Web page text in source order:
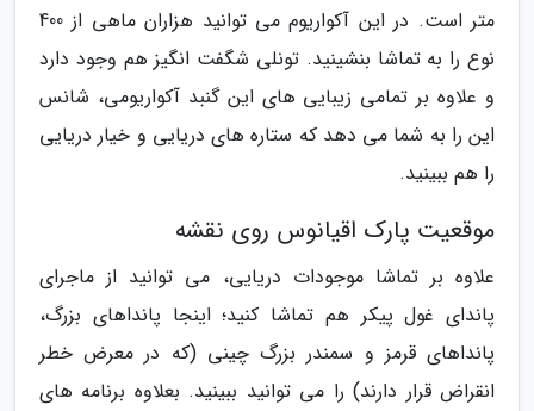
متر است. در این آکواریوم می توانید هزاران ماهی از 400
نوع را به تماشا بنشینید. تونلی شگفت انگیز هم وجود دارد
و علاوه بر تمامی زیبایی های این گنبد آکواریومی، شانس
این را به شما می دهد که ستاره های دریایی و خیار دریایی
را هم ببینید.
موقعیت پارک اقیانوس روی نقشه
علاوه بر تماشا موجودات دریایی، می توانید از ماجرای
پاندای غول پیکر هم تماشا کنید؛ اینجا پانداهای بزرگ،
پانداهای قرمز و سمندر بزرگ چینی (که در معرض خطر
انقراض قرار دارند) را می توانید ببینید. بعلاوه برنامه های